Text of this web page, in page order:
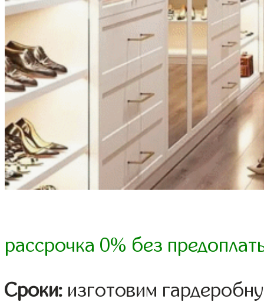
рассрочка 0% без
Сроки: изготовим